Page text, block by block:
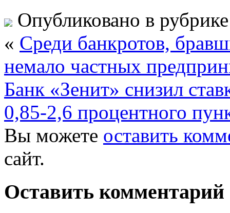
Опубликовано в
« Среди банкротов,
немало частных
Банк «Зенит» снизил
0,85-2,6 процентного
Вы можете оставить
сайт.
Оставить комментарий